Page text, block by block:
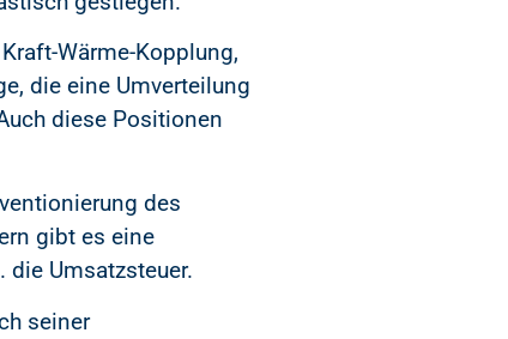
Wärme-Kopplung,
die eine Umverteilung
diese Positionen
des
gibt es eine
Umsatzsteuer.
seiner